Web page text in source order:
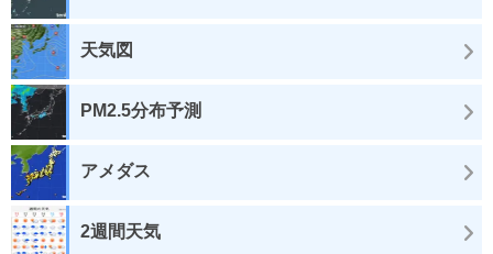
天気図
PM2.5分布予測
アメダス
2週間天気